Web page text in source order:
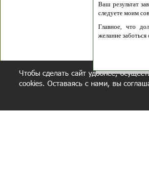
Ваш результат
следуете моим
Главное, что
желание заботься
Чтобы сделать сайт удобнее,
cookies. Оставаясь с нами, вы